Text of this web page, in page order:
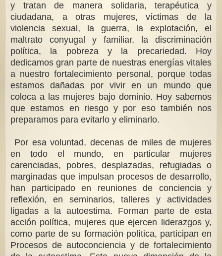
y tratan de manera solidaria, terapéutica y
ciudadana, a otras mujeres, víctimas de la
violencia sexual, la guerra, la explotación, el
maltrato conyugal y familiar, la discriminación
política, la pobreza y la precariedad. Hoy
dedicamos gran parte de nuestras energías vitales
a nuestro fortalecimiento personal, porque todas
estamos dañadas por vivir en un mundo que
coloca a las mujeres bajo dominio. Hoy sabemos
que estamos en riesgo y por eso también nos
preparamos para evitarlo y eliminarlo.
Por esa voluntad, decenas de miles de mujeres
en todo el mundo, en particular mujeres
carenciadas, pobres, desplazadas, refugiadas o
marginadas que impulsan procesos de desarrollo,
han participado en reuniones de conciencia y
reflexión, en seminarios, talleres y actividades
ligadas a la autoestima. Forman parte de esta
acción política, mujeres que ejercen liderazgos y,
como parte de su formación política, participan en
Procesos de autoconciencia y de fortalecimiento